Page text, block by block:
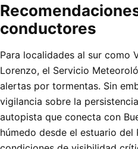
conductores
Para localidades al sur como
Lorenzo, el Servicio
alertas por tormentas. Sin
vigilancia sobre la
autopista que conecta con
húmedo desde el estuario del